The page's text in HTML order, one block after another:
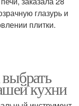
глазурь и
плитки.
кухни